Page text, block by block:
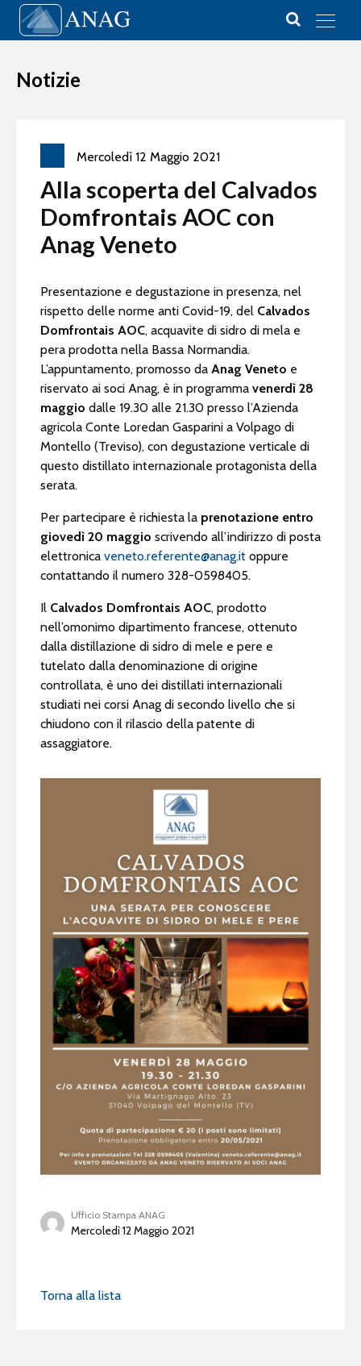
Vai al contenuto
Main Navigation
Notizie
Mercoledì 12 Maggio 2021
Alla scoperta del Calvados
Domfrontais AOC con
Anag Veneto
Presentazione e degustazione in presenza, nel
rispetto delle norme anti Covid-19, del Calvados
Domfrontais AOC, acquavite di sidro di mela e
pera prodotta nella Bassa Normandia.
L’appuntamento, promosso da Anag Veneto e
riservato ai soci Anag, è in programma venerdì 28
maggio dalle 19.30 alle 21.30 presso l’Azienda
agricola Conte Loredan Gasparini a Volpago di
Montello (Treviso), con degustazione verticale di
questo distillato internazionale protagonista della
serata.
Per partecipare è richiesta la prenotazione entro
giovedì 20 maggio scrivendo all’indirizzo di posta
elettronica veneto.referente@anag.it oppure
contattando il numero 328-0598405.
Il Calvados Domfrontais AOC, prodotto
nell’omonimo dipartimento francese, ottenuto
dalla distillazione di sidro di mele e pere e
tutelato dalla denominazione di origine
controllata, è uno dei distillati internazionali
studiati nei corsi Anag di secondo livello che si
chiudono con il rilascio della patente di
assaggiatore.
Ufficio Stampa ANAG
Mercoledì 12 Maggio 2021
Torna alla lista